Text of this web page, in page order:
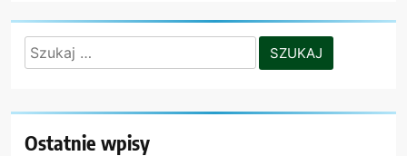
Szukaj:
Ostatnie wpisy